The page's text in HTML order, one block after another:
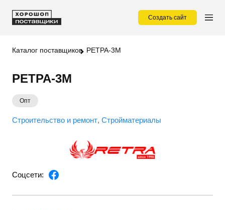
Создать сайт
Каталог поставщиков РЕТРА-3М
РЕТРА-3М
Опт
Строительство и ремонт Стройматериалы
Соцсети: